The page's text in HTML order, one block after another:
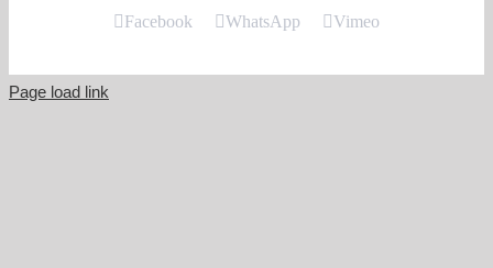
Facebook WhatsApp Vimeo
Page load link